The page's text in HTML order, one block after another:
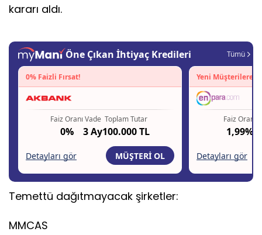
kararı aldı.
Temettü dağıtmayacak şirketler:
MMCAS